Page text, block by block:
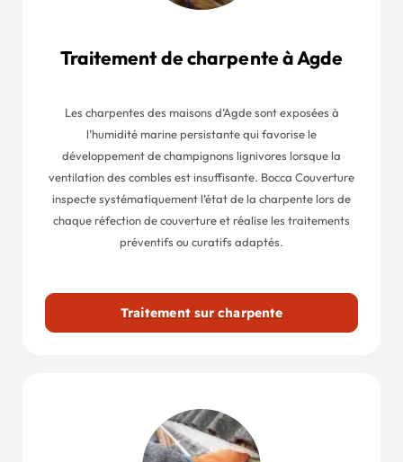
Traitement de charpente à Agde
Les charpentes des maisons d’Agde sont exposées à
l’humidité marine persistante qui favorise le
développement de champignons lignivores lorsque la
ventilation des combles est insuffisante. Bocca Couverture
inspecte systématiquement l’état de la charpente lors de
chaque réfection de couverture et réalise les traitements
préventifs ou curatifs adaptés.
Traitement sur charpente